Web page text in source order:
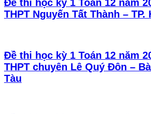
Đề thi học kỳ 1 Toán 12 năm
THPT Nguyến Tất Thành – TP.
Đề thi học kỳ 1 Toán 12 năm
THPT chuyên Lê Quý Đôn –
Tàu